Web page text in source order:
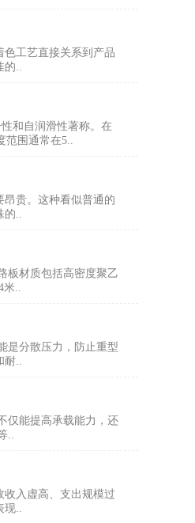
工艺直接关系到产品
的..
和自润滑性著称。在
范围通常在5..
贵。这种看似普通的
的..
板材质包括高密度聚乙
米..
是分散压力，防止重型
耐..
仅能提高承载能力，还
..
入虚高、支出规模过
现..